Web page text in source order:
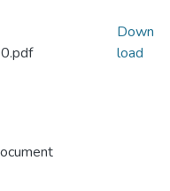
Down
load